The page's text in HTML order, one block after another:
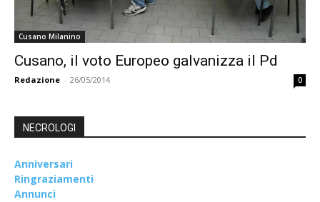
Cusano Milanino
Cusano, il voto Europeo galvanizza il Pd
Redazione - 26/05/2014 0
NECROLOGI
Anniversari
Ringraziamenti
Annunci